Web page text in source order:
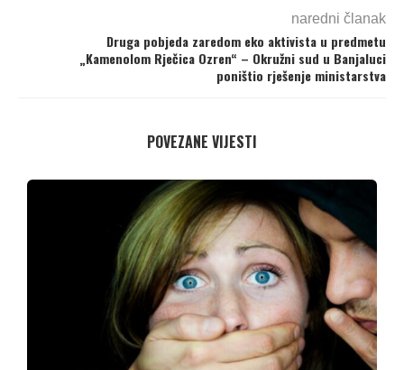
naredni članak
Druga pobjeda zaredom eko aktivista u predmetu
„Kamenolom Rječica Ozren“ – Okružni sud u Banjaluci
poništio rješenje ministarstva
POVEZANE VIJESTI